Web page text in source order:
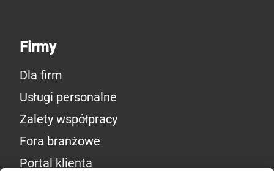
Firmy
Dla firm
Usługi personalne
Zalety współpracy
Fora branżowe
Portal klienta